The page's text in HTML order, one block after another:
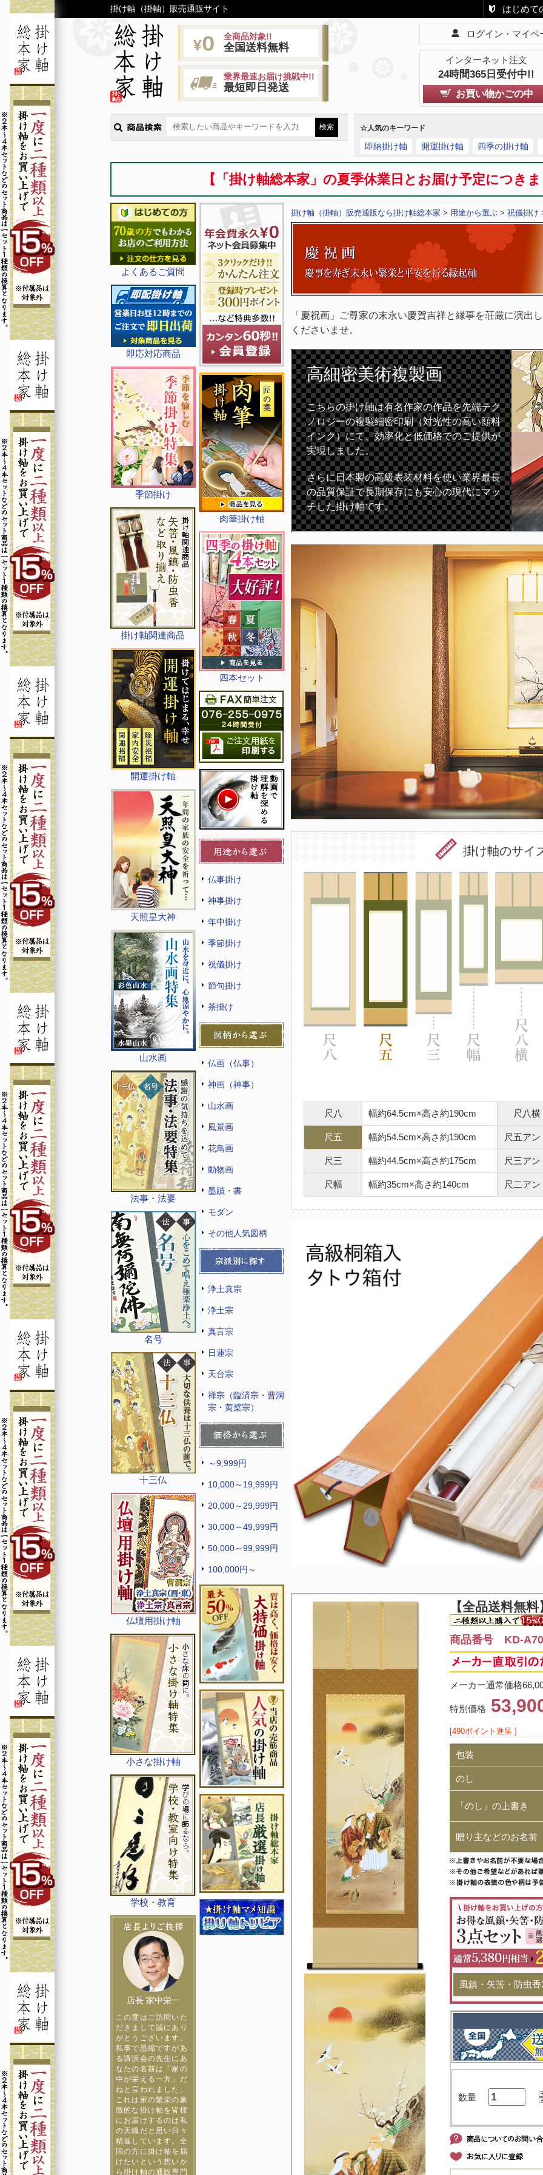
掛け軸（掛軸）販売通販サイト はじめて
全商品対象!!
全国送料無料
業界最速お届け挑戦中!!
最短即日発送
ログイン・マイペ
インターネット注文
24時間365日受付中!!
お買い物かごの中
☆人気のキーワード
即納掛け軸 開運掛け軸 四季の掛け軸
【「掛け軸総本家」の夏季休業日とお届け予定につ
よくあるご質問
即応対応商品
季節掛け
掛け軸関連商品
開運掛け軸
天照皇大神
山水画
法事・法要
名号
十三仏
仏壇用掛け軸
小さな掛け軸
学校・教育
店長 家中栄一
この度はご訪問いた
だきまして誠にあり
がとうございます。
私事で恐縮ですがあ
る講演会の先生にあ
なたの名前は「家の
中が栄える一方」だ
ねと言われました。
これは家の繁栄の象
徴的な掛け軸を皆様
にお届けするのは私
の天職だと思い日々
精進しています。全
国の方に掛け軸を届
けたいという想いか
ら掛け軸の通販専門
肉筆掛け軸
四本セット
仏事掛け
神事掛け
年中掛け
季節掛け
祝儀掛け
節句掛け
茶掛け
仏画（仏事）
神画（神事）
山水画
風景画
花鳥画
動物画
墨蹟・書
モダン
その他人気図柄
浄土真宗
浄土宗
真言宗
日蓮宗
天台宗
禅宗（臨済宗・曹洞
宗・黄檗宗）
～9,999円
10,000～19,999円
20,000～29,999円
30,000～49,999円
50,000～99,999円
100,000円～
掛け軸（掛軸）販売通販なら掛け軸総本家 > 用途から選ぶ > 祝儀掛け
「慶祝画」ご尊家の末永い慶賀吉祥と縁事を荘厳に演出
くださいませ。
高細密美術複製画
こちらの掛け軸は有名作家の作品を先端テク
ノロジーの複製細密印刷（対光性の高い顔料
インク）にて、効率化と低価格でのご提供が
実現しました。
さらに日本製の高級表装材料を使い業界最長
の品質保証で長期保存にも安心の現代にマッ
チした掛け軸です。
掛け軸のサイ
尺八 幅約64.5cm×高さ約190cm
尺五 幅約54.5cm×高さ約190cm
尺三 幅約44.5cm×高さ約175cm
尺幅 幅約35cm×高さ約140cm
尺八横
尺五アン
尺三アン
尺二アン
【全品送料無料
商品番号 KD-
メーカー通常価格
特別価格
[490ポイント進呈 ]
包装
のし
「のし」の上書き
贈り主などのお名前
風鎮・矢筈・防虫
数量